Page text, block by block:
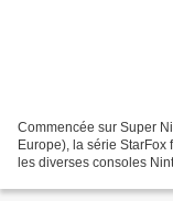
Commencée sur Super
Europe), la série
les diverses consoles